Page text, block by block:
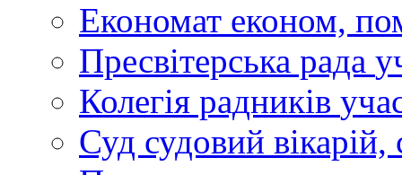
Економат економ,
Пресвітерська рада
Колегія радників
Суд судовий вікарій,